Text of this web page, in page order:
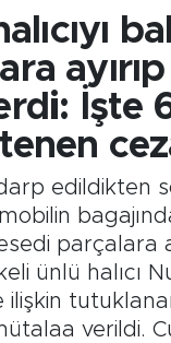
İşte
edildikten
parçalara
ünlü halıcı
ilişkin
verildi.